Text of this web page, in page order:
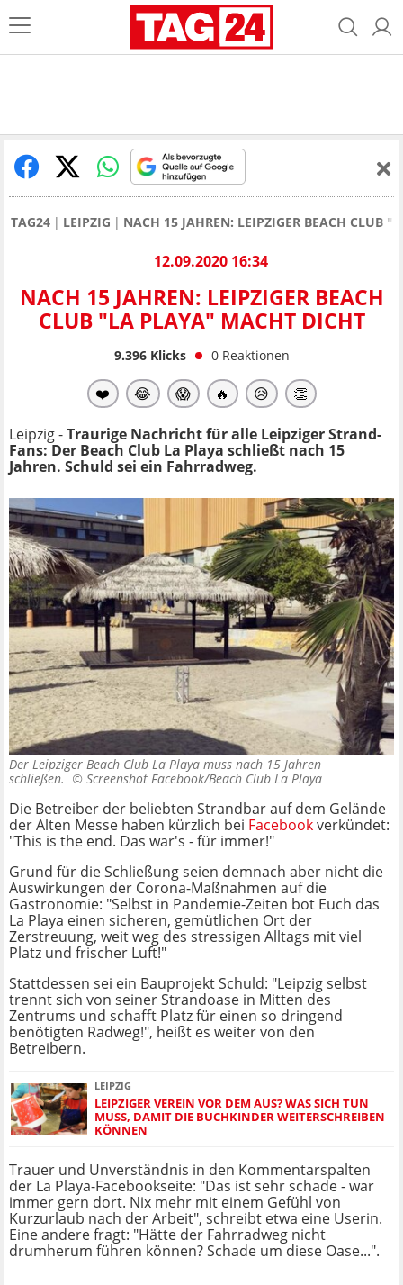
TAG24 LEIPZIG NACH 15 JAHREN: LEIPZIGER BEACH CLUB
12.09.2020 16:34
NACH 15 JAHREN: LEIPZIGER BEACH
CLUB "LA PLAYA" MACHT DICHT
9.396Klicks 0 Reaktionen
❤️ 😂 😱 🔥 😥 👏
Leipzig -Traurige Nachricht für alle Leipziger Strand-
Fans: Der Beach Club La Playa schließt nach 15
Jahren. Schuld sei ein Fahrradweg.
Der Leipziger Beach Club La Playa muss nach 15 Jahren
schließen. © Screenshot Facebook/Beach Club La Playa
Die Betreiber der beliebten Strandbar auf dem Gelände
der Alten Messe haben kürzlich bei Facebookverkündet:
"This is the end. Das war's - für immer!"
Grund für die Schließung seien demnach aber nicht die
Auswirkungen der Corona-Maßnahmen auf die
Gastronomie: "Selbst in Pandemie-Zeiten bot Euch das
La Playa einen sicheren, gemütlichen Ort der
Zerstreuung, weit weg des stressigen Alltags mit viel
Platz und frischer Luft!"
Stattdessen sei ein Bauprojekt Schuld: "Leipzig selbst
trennt sich von seiner Strandoase in Mitten des
Zentrums und schafft Platz für einen so dringend
benötigten Radweg!", heißt es weiter von den
Betreibern.
LEIPZIG
LEIPZIGER VEREIN VOR DEM AUS? WAS SICH TUN
MUSS, DAMIT DIE BUCHKINDER WEITERSCHREIBEN
KÖNNEN
Trauer und Unverständnis in den Kommentarspalten
der La Playa-Facebookseite: "Das ist sehr schade - war
immer gern dort. Nix mehr mit einem Gefühl von
Kurzurlaub nach der Arbeit", schreibt etwa eine Userin.
Eine andere fragt: "Hätte der Fahrradweg nicht
drumherum führen können? Schade um diese Oase...".